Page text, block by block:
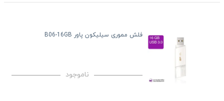
فلش مموری سیلیکون پاور B06-16GB
ناموجود